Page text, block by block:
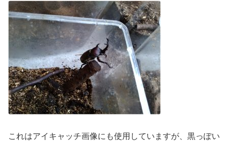
これはアイキャッチ画像にも使用していますが、黒っぽい